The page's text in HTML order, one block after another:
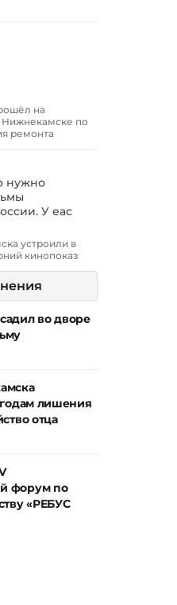
на
Нижнекамске по
ремонта
нужно
У еас
устроили в
кинопоказ
во дворе
лишения
отца
форум по
«РЕБУС